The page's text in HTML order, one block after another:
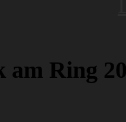
am Ring